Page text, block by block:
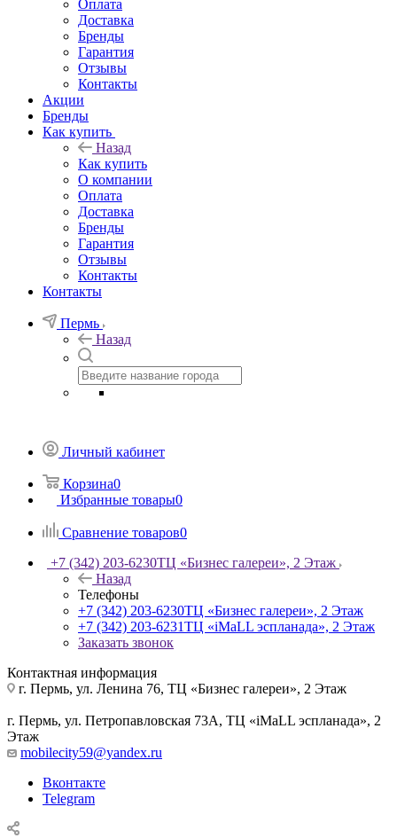
Оплата
Доставка
Бренды
Гарантия
Отзывы
Контакты
Акции
Бренды
Как купить
Назад
Как купить
О компании
Оплата
Доставка
Бренды
Гарантия
Отзывы
Контакты
Контакты
Пермь
Назад
Личный кабинет
Корзина0
Избранные товары0
Сравнение товаров0
+7 (342) 203-6230ТЦ «Бизнес галереи», 2 Этаж
Назад
Телефоны
+7 (342) 203-6230ТЦ «Бизнес галереи», 2 Этаж
+7 (342) 203-6231ТЦ «iMaLL эспланада», 2 Этаж
Заказать звонок
Контактная информация
г. Пермь, ул. Ленина 76, ТЦ «Бизнес галереи», 2 Этаж
г. Пермь, ул. Петропавловская 73А, ТЦ «iMaLL эспланада», 2
Этаж
mobilecity59@yandex.ru
Вконтакте
Telegram